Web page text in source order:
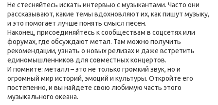
Не стесняйтесь искать интервью с музыкантами. Часто они
рассказывают, какие темы вдохновляют их, как пишут музыку,
и это помогает лучше понять смысл песен.
Наконец, присоединяйтесь к сообществам в соцсетях или
форумах, где обсуждают метал. Там можно получить
рекомендации, узнать о новых релизах и даже встретить
единомышленников для совместных концертов.
И помните: металл – это не только громкий звук, но и
огромный мир историй, эмоций и культуры. Откройте его
постепенно, и вы найдете свою любимую часть этого
музыкального океана.